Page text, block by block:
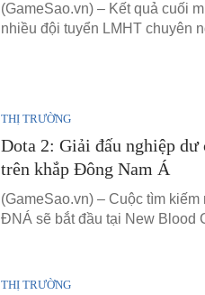
(GameSao.vn) – Kết quả cuối
nhiều đội tuyển LMHT chuyên
THỊ TRƯỜNG
Dota 2: Giải đấu nghiệp
trên khắp Đông Nam Á
(GameSao.vn) – Cuộc tìm
ĐNÁ sẽ bắt đầu tại New Blood
THỊ TRƯỜNG